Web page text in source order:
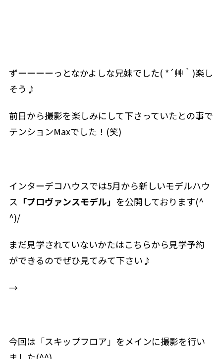
ずーーーーっとなかよしな兄妹でした( *´艸｀)楽し
そう♪
前日から撮影を楽しみにして下さっていたとの事で
テンションMaxでした！(笑)
インターデコハウスでは5月から新しいモデルハウ
ス 「プロヴァンスモデル」 を公開しております(^
^)/
まだ見学されていないかたはこちらから見学予約
ができるのでぜひ見てみて下さい♪
→
今回は「スキップフロア」をメインに撮影を行い